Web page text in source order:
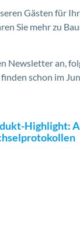
Gästen für
Sie mehr zu
an,
schon im
Highlight: